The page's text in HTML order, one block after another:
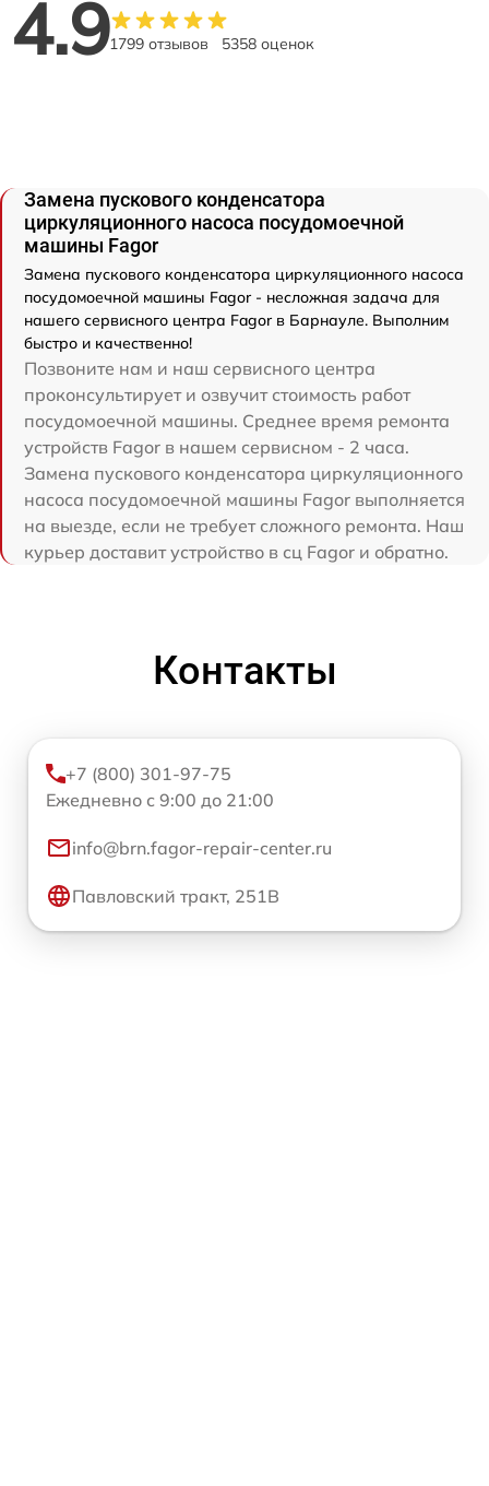
4.91799 отзывов 5358 оценок
Замена пускового конденсатора
циркуляционного насоса посудомоечной
машины Fagor
Замена пускового конденсатора циркуляционного насоса
посудомоечной машины Fagor - несложная задача для
нашего сервисного центра Fagor в Барнауле. Выполним
быстро и качественно!
Позвоните нам и наш сервисного центра
проконсультирует и озвучит стоимость работ
посудомоечной машины. Среднее время ремонта
устройств Fagor в нашем сервисном - 2 часа.
Замена пускового конденсатора циркуляционного
насоса посудомоечной машины Fagor выполняется
на выезде, если не требует сложного ремонта. Наш
курьер доставит устройство в сц Fagor и обратно.
Контакты
+7 (800) 301-97-75
Ежедневно с 9:00 до 21:00
info@brn.fagor-repair-center.ru
Павловский тракт, 251В